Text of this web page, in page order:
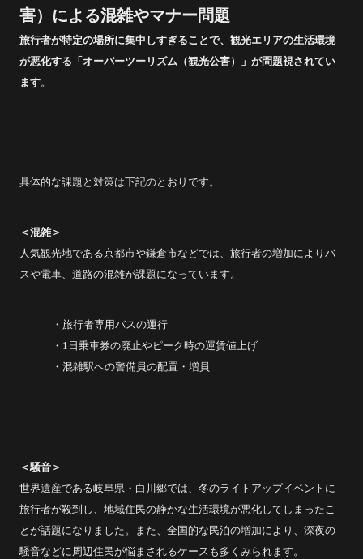
害）による混雑やマナー問題
旅行者が特定の場所に集中しすぎることで、観光エリアの生活環境
が悪化する「オーバーツーリズム（観光公害）」が問題視されてい
ます。
具体的な課題と対策は下記のとおりです。
＜混雑＞
人気観光地である京都市や鎌倉市などでは、旅行者の増加によりバ
スや電車、道路の混雑が課題になっています。
・旅行者専用バスの運行
・1日乗車券の廃止やピーク時の運賃値上げ
・混雑駅への警備員の配置・増員
＜騒音＞
世界遺産である岐阜県・白川郷では、冬のライトアップイベントに
旅行者が殺到し、地域住民の静かな生活環境が悪化してしまったこ
とが話題になりました。また、全国的な民泊の増加により、深夜の
騒音などに周辺住民が悩まされるケースも多くみられます。